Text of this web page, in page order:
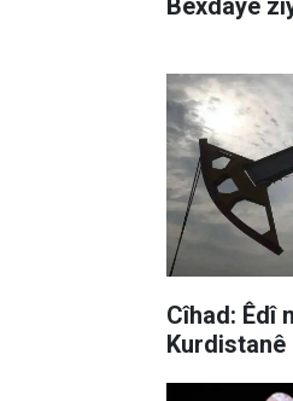
Bexdayê
Cîhad: Êdî